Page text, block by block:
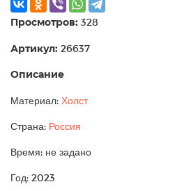
Просмотров: 328
Артикул: 26637
Описание
Материал: Холст
Страна: Россия
Время: не задано
Год: 2023